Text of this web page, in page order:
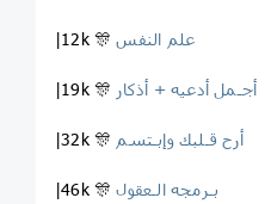
|12k 🎊علم النفس
|19k 🎊 أجـمل أدعيه + أذكار
|32k 🎊 أرح قـلبك وإبـتسم
|46k 🎊بـرمجه الـعقول